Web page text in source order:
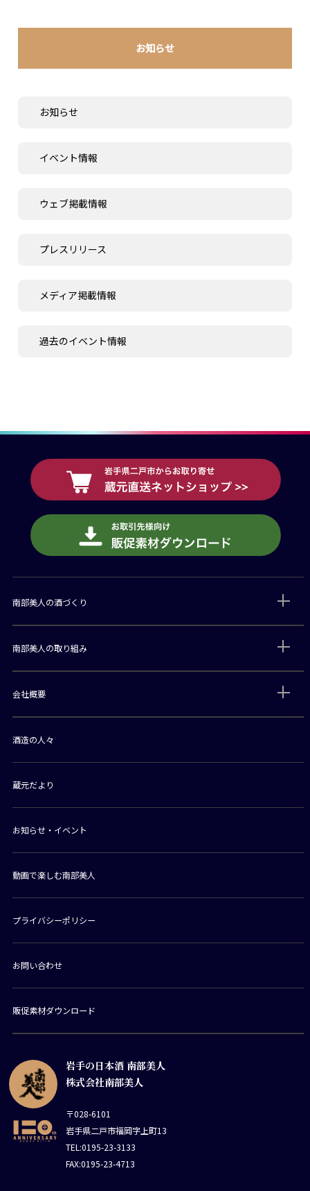
お知らせ
お知らせ
イベント情報
ウェブ掲載情報
プレスリリース
メディア掲載情報
過去のイベント情報
岩手の日本酒 南部美人
株式会社南部美人
〒028-6101
岩手県二戸市福岡字上町13
TEL:0195-23-3133
FAX:0195-23-4713
南部美人の酒づくり
南部美人の取り組み
会社概要
酒造の人々
蔵元だより
お知らせ・イベント
動画で楽しむ南部美人
プライバシーポリシー
お問い合わせ
販促素材ダウンロード